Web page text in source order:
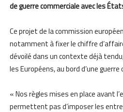
de guerre commerciale avec les
Ce projet de la commission
notamment à fixer le chiffre
dévoilé dans un contexte déjà
les Européens, au bord d’une guerre
« Nos règles mises en place avant
permettent pas d’imposer les